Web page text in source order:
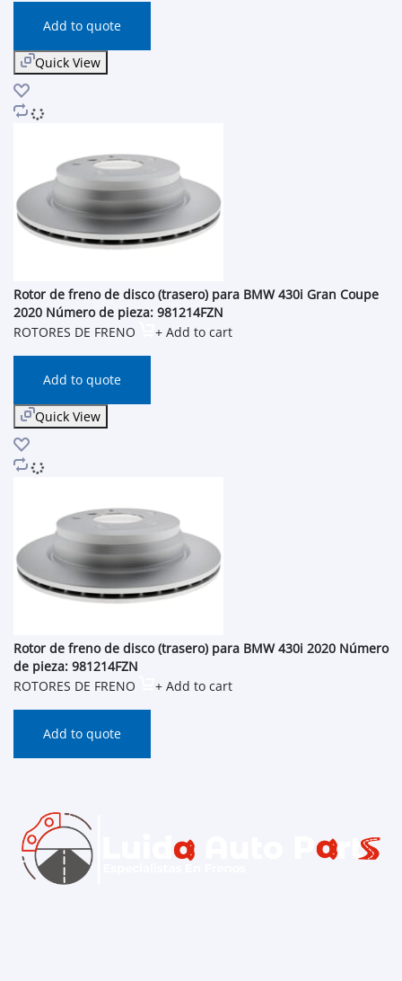
Add to quote
Quick View
Rotor de freno de disco (trasero) para BMW 430i Gran Coupe
2020 Número de pieza: 981214FZN
ROTORES DE FRENO
+ Add to cart
Add to quote
Quick View
Rotor de freno de disco (trasero) para BMW 430i 2020 Número
de pieza: 981214FZN
ROTORES DE FRENO
+ Add to cart
Add to quote